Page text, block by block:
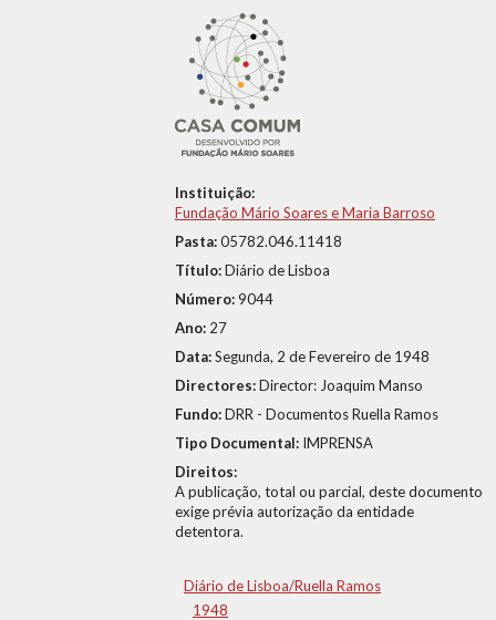
Instituição:
Fundação Mário Soares e Maria Barroso
Pasta:05782.046.11418
Título:Diário de Lisboa
Número:9044
Ano: 27
Data:Segunda, 2 de Fevereiro de 1948
Directores:Director: Joaquim Manso
Fundo:DRR - Documentos Ruella Ramos
Tipo Documental: IMPRENSA
Direitos:
A publicação, total ou parcial, deste documento
exige prévia autorização da entidade
detentora.
Diário de Lisboa/Ruella Ramos
1948